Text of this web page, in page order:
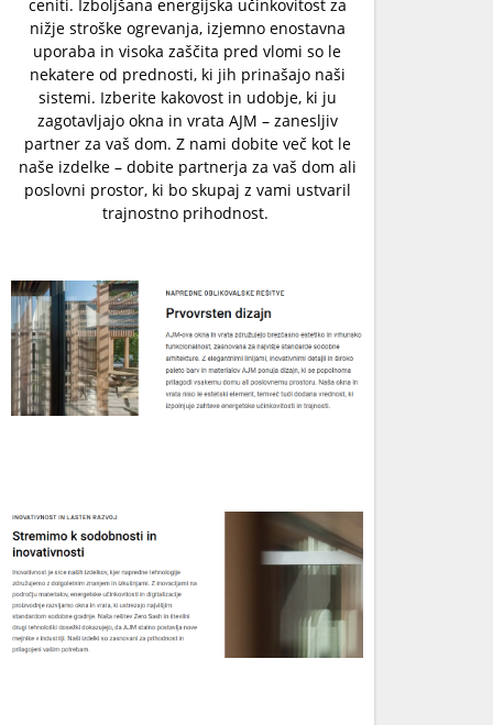
ceniti. Izboljšana energijska učinkovitost za
nižje stroške ogrevanja, izjemno enostavna
uporaba in visoka zaščita pred vlomi so le
nekatere od prednosti, ki jih prinašajo naši
sistemi. Izberite kakovost in udobje, ki ju
zagotavljajo okna in vrata AJM – zanesljiv
partner za vaš dom. Z nami dobite več kot le
naše izdelke – dobite partnerja za vaš dom ali
poslovni prostor, ki bo skupaj z vami ustvaril
trajnostno prihodnost.